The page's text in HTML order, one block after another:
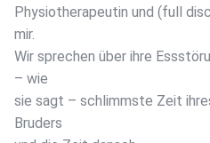
Physiotherapeutin und (full
mir.
Wir sprechen über ihre
– wie
sie sagt – schlimmste Zeit
Bruders